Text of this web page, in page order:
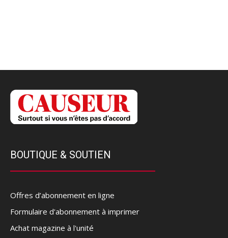
BOUTIQUE & SOUTIEN
Offres d’abonnement en ligne
Formulaire d'abonnement à imprimer
Achat magazine à l'unité